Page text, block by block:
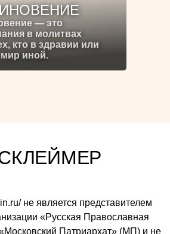
— это
в молитвах
кто в здравии или
иной.
не является представителем
«Русская Православная
Патриархат» (МП) и не